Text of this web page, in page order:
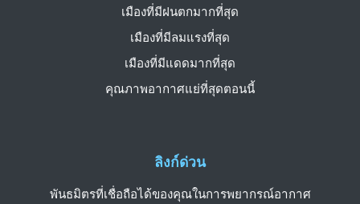
ลิงก์ด่วน
พันธมิตรที่เชื่อถือได้ของคุณในการพยากรณ์อากาศ
เมืองที่มีฝนตกมากที่สุด
เมืองที่มีลมแรงที่สุด
เมืองที่มีแดดมากที่สุด
คุณภาพอากาศแย่ที่สุดตอนนี้